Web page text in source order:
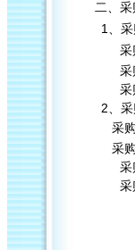
二、 采
1 、采
采
采
采
2、
采
采
采
采